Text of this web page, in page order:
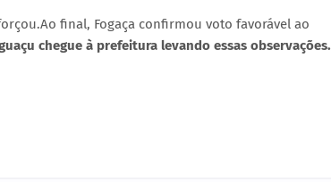
final, Fogaça confirmou voto favorável ao
chegue à prefeitura levando essas observações.